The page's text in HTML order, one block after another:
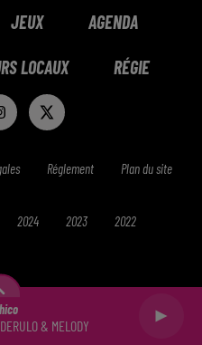
& MELODY
JEUX AGENDA
LOCAUX RÉGIE
Réglement Plan du site
2024 2023 2022